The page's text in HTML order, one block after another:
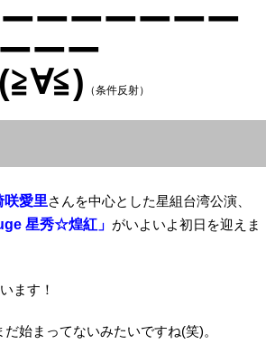
ーーーーーー
ーー
（条件反射）
咲愛里さんを中心とした星組台湾公演、
星秀☆煌紅」 がいよいよ初日を迎えま
ます！
始まってないみたいですね(笑)。